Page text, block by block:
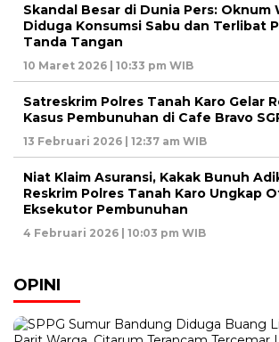
Skandal Besar di Dunia Pers: Oknum
Diduga Konsumsi Sabu dan Terlibat
Tanda Tangan
10 Maret 2026 | 10:33 pm WIB
Satreskrim Polres Tanah Karo Gelar
Kasus Pembunuhan di Cafe Bravo
13 Februari 2026 | 12:37 am WIB
Niat Klaim Asuransi, Kakak Bunuh
Reskrim Polres Tanah Karo Ungkap
Eksekutor Pembunuhan
4 Februari 2026 | 10:03 pm WIB
OPINI